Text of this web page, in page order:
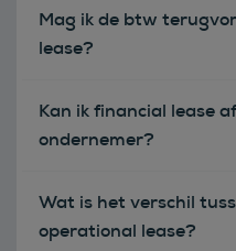
Mag ik de btw
lease?
Kan ik financial lease
ondernemer?
Wat is het verschil
operational lease?